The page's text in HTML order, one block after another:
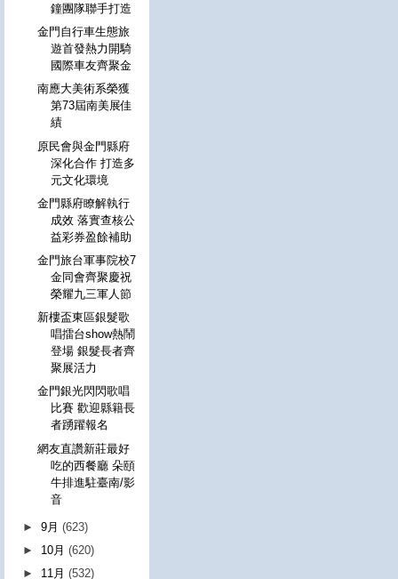
鐘團隊聯手打造
金門自行車生態旅
遊首發熱力開騎
國際車友齊聚金
南應大美術系榮獲
第73屆南美展佳
績
原民會與金門縣府
深化合作 打造多
元文化環境
金門縣府瞭解執行
成效 落實查核公
益彩券盈餘補助
金門旅台軍事院校7
金同會齊聚慶祝
榮耀九三軍人節
新樓盃東區銀髮歌
唱擂台show熱鬧
登場 銀髮長者齊
聚展活力
金門銀光閃閃歌唱
比賽 歡迎縣籍長
者踴躍報名
網友直讚新莊最好
吃的西餐廳 朵頤
牛排進駐臺南/影
音
►9月(623)
► 10月(620)
► 11月(532)